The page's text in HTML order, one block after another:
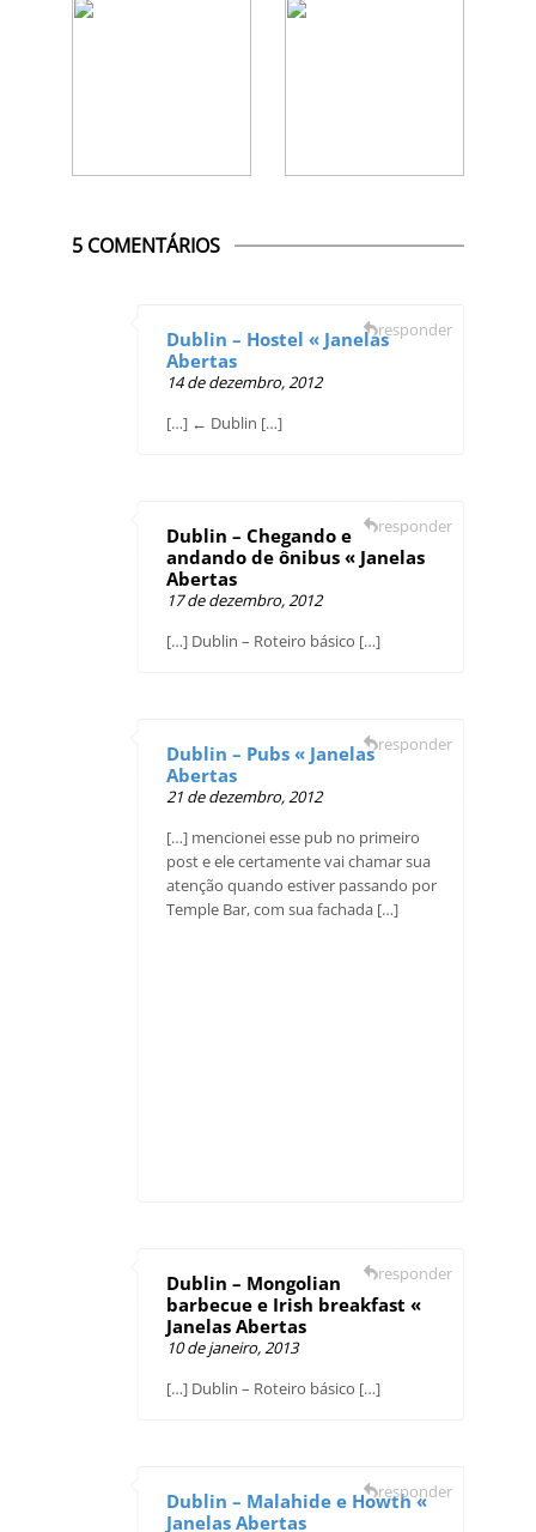
5 COMENTÁRIOS
Dublin – Hostel « Janelas
Abertas
14 de dezembro, 2012
[…] ← Dublin […]
responder
Dublin – Chegando e
andando de ônibus « Janelas
Abertas
17 de dezembro, 2012
[…] Dublin – Roteiro básico […]
responder
Dublin – Pubs « Janelas
Abertas
21 de dezembro, 2012
[…] mencionei esse pub no primeiro
post e ele certamente vai chamar sua
atenção quando estiver passando por
Temple Bar, com sua fachada […]
responder
Dublin – Mongolian
barbecue e Irish breakfast «
Janelas Abertas
10 de janeiro, 2013
[…] Dublin – Roteiro básico […]
responder
Dublin – Malahide e Howth «
Janelas Abertas
responder